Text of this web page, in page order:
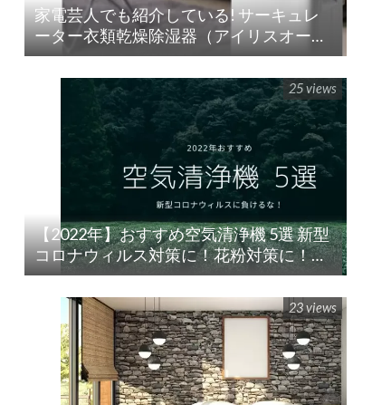
家電芸人でも紹介している! サーキュレ
ーター衣類乾燥除湿器（アイリスオーヤ
マ）!!の紹介
【2022年】おすすめ空気清浄機 5選 新型
コロナウィルス対策に！花粉対策に！
楽天/Amazon/Yahoo/PayPay
25 views
23 views